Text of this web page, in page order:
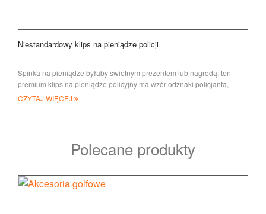
Niestandardowy klips na pieniądze policji
Spinka na pieniądze byłaby świetnym prezentem lub nagrodą, ten
premium klips na pieniądze policyjny ma wzór odznaki policjanta,
prawdziwy szczyt
CZYTAJ WIĘCEJ
Polecane produkty